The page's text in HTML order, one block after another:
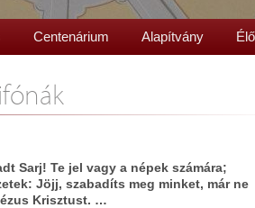
Centenárium Alapítvány
Sarj! Te jel vagy a népek számára;
Jöjj, szabadíts meg minket, már ne
Krisztust. …